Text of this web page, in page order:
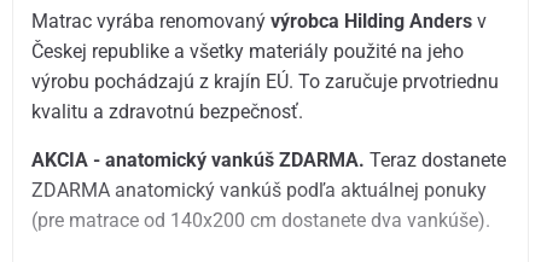
Matrac vyrába renomovanývýrobca Hilding Anders v
Českej republike a všetky materiály použité na jeho
výrobu pochádzajú z krajín EÚ. To zaručuje prvotriednu
kvalitu a zdravotnú bezpečnosť.
AKCIA - anatomický vankúš ZDARMA. Teraz dostanete
ZDARMA anatomický vankúš podľa aktuálnej ponuky
(pre matrace od 140x200 cm dostanete dva vankúše).